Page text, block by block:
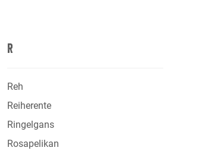
R
Reh
Reiherente
Ringelgans
Rosapelikan